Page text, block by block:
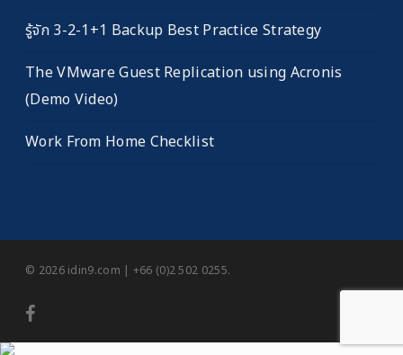
รู้จัก 3-2-1+1 Backup Best Practice Strategy
The VMware Guest Replication using Acronis
(Demo Video)
Work From Home Checklist
© 2026 idin9.com | +66 (0)2 502 0255.
facebook